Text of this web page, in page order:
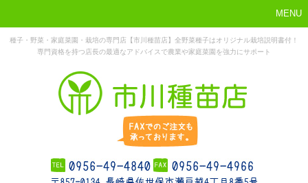
MENU
種子・野菜・家庭菜園・栽培の専門店【市川種苗店】全野菜種子はオリジナル栽培説明書付！
専門資格を持つ店長の最適なアドバイスで農業や家庭菜園を強力にサポート